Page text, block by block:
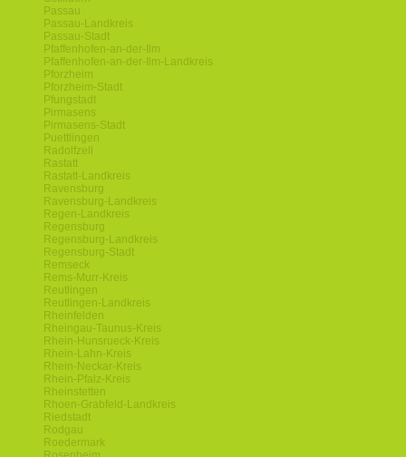
Passau
Passau-Landkreis
Passau-Stadt
Pfaffenhofen-an-der-Ilm
Pfaffenhofen-an-der-Ilm-Landkreis
Pforzheim
Pforzheim-Stadt
Pfungstadt
Pirmasens
Pirmasens-Stadt
Puettlingen
Radolfzell
Rastatt
Rastatt-Landkreis
Ravensburg
Ravensburg-Landkreis
Regen-Landkreis
Regensburg
Regensburg-Landkreis
Regensburg-Stadt
Remseck
Rems-Murr-Kreis
Reutlingen
Reutlingen-Landkreis
Rheinfelden
Rheingau-Taunus-Kreis
Rhein-Hunsrueck-Kreis
Rhein-Lahn-Kreis
Rhein-Neckar-Kreis
Rhein-Pfalz-Kreis
Rheinstetten
Rhoen-Grabfeld-Landkreis
Riedstadt
Rodgau
Roedermark